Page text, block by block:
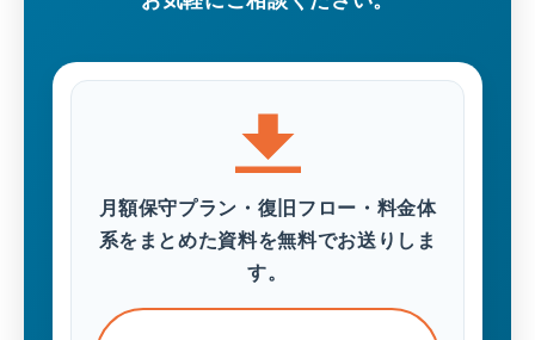
月額保守プラン・復旧フロー・料金体
系をまとめた資料を無料でお送りしま
す。